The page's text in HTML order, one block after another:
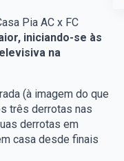
Pia AC x FC
iniciando-se às
na
(à imagem do que
três derrotas nas
derrotas em
casa desde finais